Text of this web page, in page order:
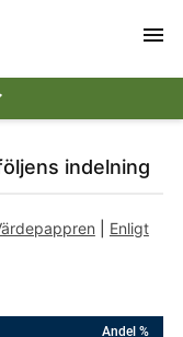
menu
indelning
Enligt
Andel %